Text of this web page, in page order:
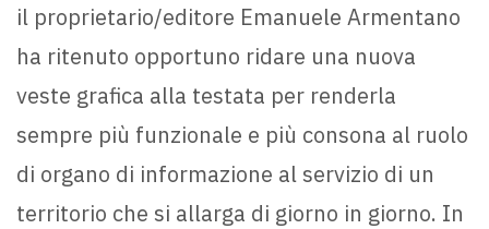
il proprietario/editore Emanuele Armentano
ha ritenuto opportuno ridare una nuova
veste grafica alla testata per renderla
sempre più funzionale e più consona al ruolo
di organo di informazione al servizio di un
territorio che si allarga di giorno in giorno. In